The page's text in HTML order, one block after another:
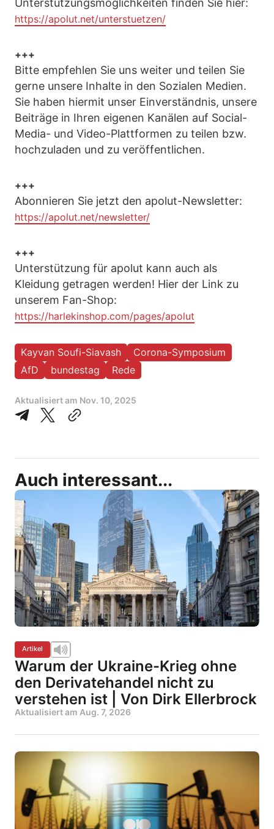
Unterstützungsmöglichkeiten finden Sie hier:
https://apolut.net/unterstuetzen/
+++
Bitte empfehlen Sie uns weiter und teilen Sie
gerne unsere Inhalte in den Sozialen Medien.
Sie haben hiermit unser Einverständnis, unsere
Beiträge in Ihren eigenen Kanälen auf Social-
Media- und Video-Plattformen zu teilen bzw.
hochzuladen und zu veröffentlichen.
+++
Abonnieren Sie jetzt den apolut-Newsletter:
https://apolut.net/newsletter/
+++
Unterstützung für apolut kann auch als
Kleidung getragen werden! Hier der Link zu
unserem Fan-Shop:
https://harlekinshop.com/pages/apolut
Kayvan Soufi-Siavash
Corona-Symposium
AfD
bundestag Rede
Aktualisiert am Nov. 10, 2025
Auch interessant...
Artikel
Warum der Ukraine-Krieg ohne
den Derivatehandel nicht zu
verstehen ist | Von Dirk Ellerbrock
Aktualisiert am Aug. 7, 2026